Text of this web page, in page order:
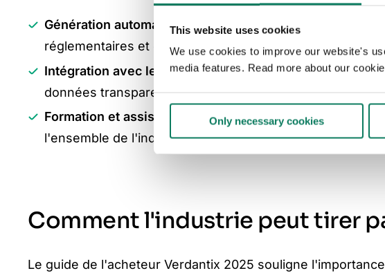
This website uses cookies
We use cookies to improve our website's
media features. Read more about our
Only necessary cookies
Génération automatisée d'ACV et d'EPD, aidant les
réglementaires et de certification en matière de
Intégration avec les principaux outils de BIM et de
données transparent.
Formation et assistance étenduesgrâce à son
l'ensemble de l'industrie.
Comment l'industrie peut tirer
Le guide de l'acheteur Verdantix 2025 souligne